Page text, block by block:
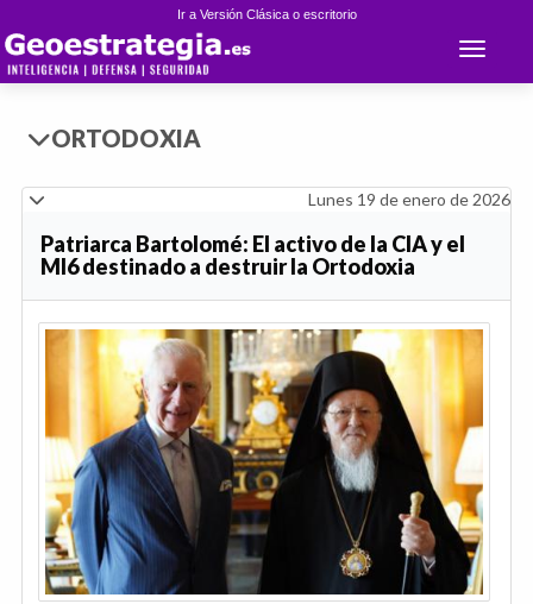
Ir a Versión Clásica o escritorio
Toggle
ORTODOXIA
Lunes 19 de enero de 2026
Patriarca Bartolomé: El activo de la CIA y el
MI6 destinado a destruir la Ortodoxia